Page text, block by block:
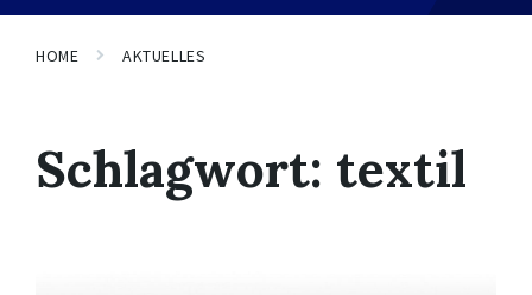
HOME AKTUELLES
Schlagwort: textil